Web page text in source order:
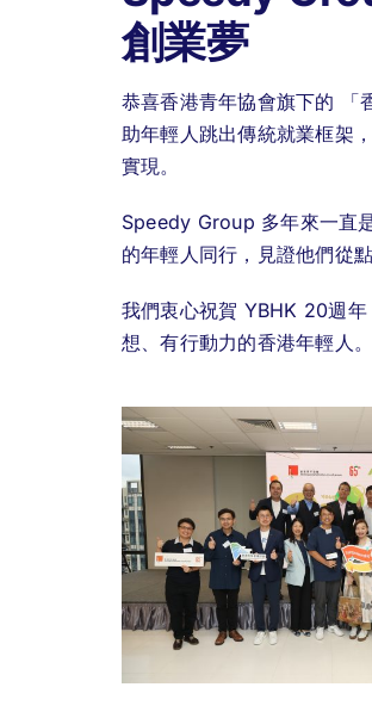
創業夢
恭喜香港青年協會旗下的 「
助年輕人跳出傳統就業框架
實現。
Speedy Group 多年來一直
的年輕人同行，見證他們從
我們衷心祝賀 YBHK 20週
想、有行動力的香港年輕人。